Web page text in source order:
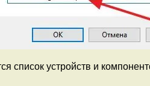
список устройств и